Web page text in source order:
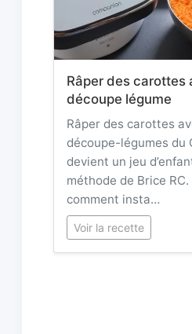
Râper des carottes
découpe légume
Râper des carottes
découpe-légumes du
devient un jeu
méthode de Brice
comment insta…
Voir la recette